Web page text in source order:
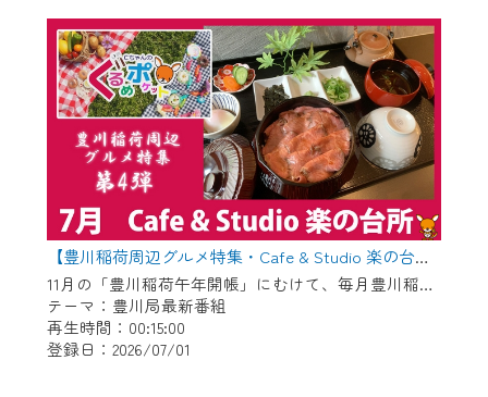
【豊川稲荷周辺グルメ特集・Cafe & Studio 楽の台所】Cちゃんのぐるめポケット
11月の「豊川稲荷午年開帳」にむけて、毎月豊川稲荷周辺のグルメを紹介します！ 今回は昨年6月にオープンした管理栄養士がプロデュースするお店「Cafe & Studio 楽の台所」です。
テーマ：豊川局最新番組
再生時間：00:15:00
登録日：2026/07/01